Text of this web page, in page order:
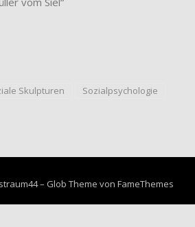
Skulpturen Sozialpsychologie
– Glob Theme von FameThemes